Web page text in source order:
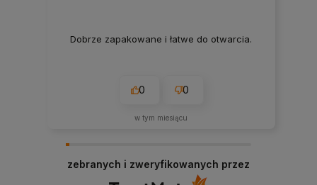
Dobrze zapakowane i łatwe do otwarcia.
0 0
w tym miesiącu
zebranych i zweryfikowanych przez